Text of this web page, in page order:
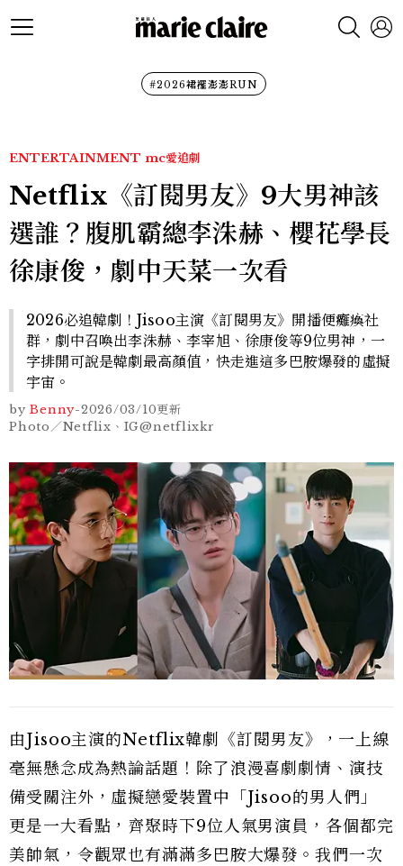
#2026裙襬澎澎RUN
ENTERTAINMENT mc愛追劇
Netflix《訂閱男友》9大男神該
選誰？腹肌霸總李洙赫、櫻花學長
徐康俊，劇中天菜一次看
2026必追韓劇！Jisoo主演《訂閱男友》開播便癱瘓社
群，劇中召喚出李洙赫、李宰旭、徐康俊等9位男神，一
字排開可說是韓劇最高顏值，快走進這多巴胺爆發的虛擬
宇宙。
by Benny-2026/03/10更新
Photo／Netflix、IG@netflixkr
由Jisoo主演的Netflix韓劇《訂閱男友》，一上線
毫無懸念成為熱論話題！除了浪漫喜劇劇情、演技
備受關注外，虛擬戀愛裝置中「Jisoo的男人們」
更是一大看點，齊聚時下9位人氣男演員，各個都完
美帥氣，令觀眾也有滿滿多巴胺大爆發。我們一次